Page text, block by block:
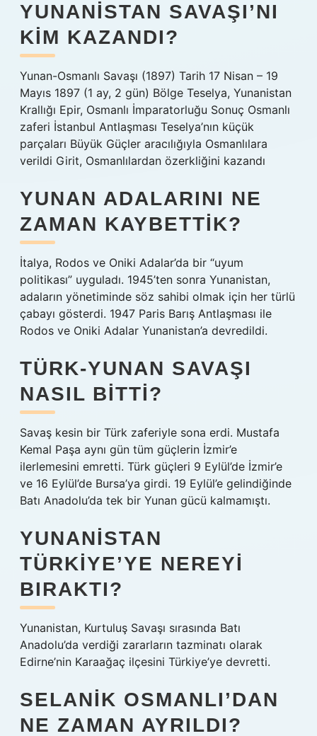
YUNANISTAN SAVAŞI’NI
KIM KAZANDI?
Yunan-Osmanlı Savaşı (1897) Tarih 17 Nisan – 19
Mayıs 1897 (1 ay, 2 gün) Bölge Teselya, Yunanistan
Krallığı Epir, Osmanlı İmparatorluğu Sonuç Osmanlı
zaferi İstanbul Antlaşması Teselya’nın küçük
parçaları Büyük Güçler aracılığıyla Osmanlılara
verildi Girit, Osmanlılardan özerkliğini kazandı
YUNAN ADALARINI NE
ZAMAN KAYBETTIK?
İtalya, Rodos ve Oniki Adalar’da bir “uyum
politikası” uyguladı. 1945’ten sonra Yunanistan,
adaların yönetiminde söz sahibi olmak için her türlü
çabayı gösterdi. 1947 Paris Barış Antlaşması ile
Rodos ve Oniki Adalar Yunanistan’a devredildi.
TÜRK-YUNAN SAVAŞI
NASIL BITTI?
Savaş kesin bir Türk zaferiyle sona erdi. Mustafa
Kemal Paşa aynı gün tüm güçlerin İzmir’e
ilerlemesini emretti. Türk güçleri 9 Eylül’de İzmir’e
ve 16 Eylül’de Bursa’ya girdi. 19 Eylül’e gelindiğinde
Batı Anadolu’da tek bir Yunan gücü kalmamıştı.
YUNANISTAN
TÜRKIYE’YE NEREYI
BIRAKTI?
Yunanistan, Kurtuluş Savaşı sırasında Batı
Anadolu’da verdiği zararların tazminatı olarak
Edirne’nin Karaağaç ilçesini Türkiye’ye devretti.
SELANIK OSMANLI’DAN
NE ZAMAN AYRILDI?